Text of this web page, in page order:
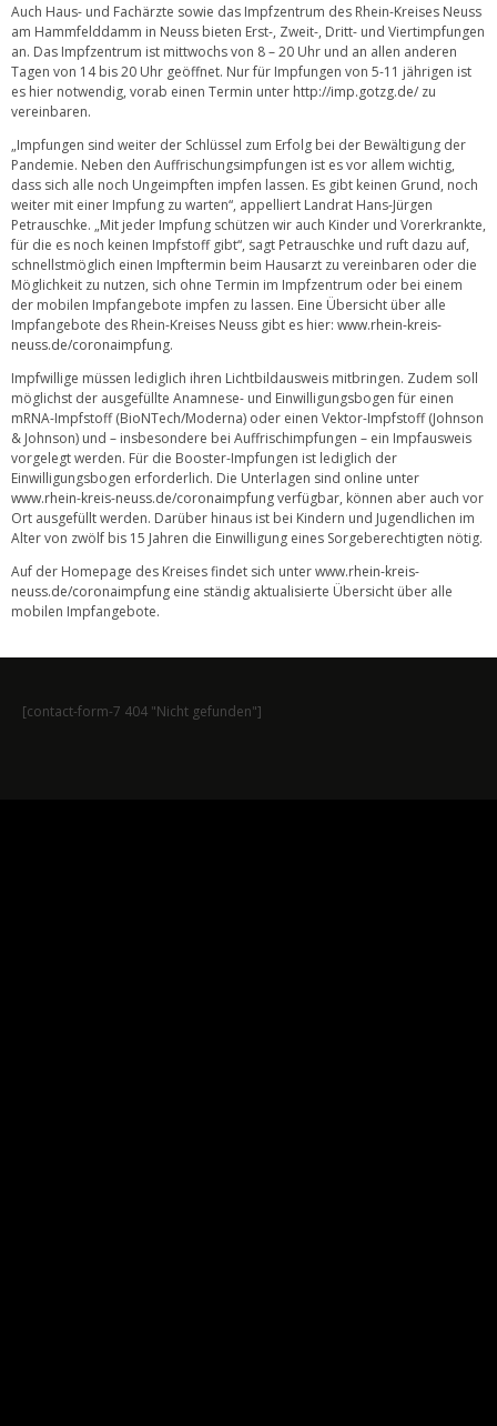
Auch Haus- und Fachärzte sowie das Impfzentrum des Rhein-Kreises Neuss
am Hammfelddamm in Neuss bieten Erst-, Zweit-, Dritt- und Viertimpfungen
an. Das Impfzentrum ist mittwochs von 8 – 20 Uhr und an allen anderen
Tagen von 14 bis 20 Uhr geöffnet. Nur für Impfungen von 5-11 jährigen ist
es hier notwendig, vorab einen Termin unter http://imp.gotzg.de/ zu
vereinbaren.
„Impfungen sind weiter der Schlüssel zum Erfolg bei der Bewältigung der
Pandemie. Neben den Auffrischungsimpfungen ist es vor allem wichtig,
dass sich alle noch Ungeimpften impfen lassen. Es gibt keinen Grund, noch
weiter mit einer Impfung zu warten“, appelliert Landrat Hans-Jürgen
Petrauschke. „Mit jeder Impfung schützen wir auch Kinder und Vorerkrankte,
für die es noch keinen Impfstoff gibt“, sagt Petrauschke und ruft dazu auf,
schnellstmöglich einen Impftermin beim Hausarzt zu vereinbaren oder die
Möglichkeit zu nutzen, sich ohne Termin im Impfzentrum oder bei einem
der mobilen Impfangebote impfen zu lassen. Eine Übersicht über alle
Impfangebote des Rhein-Kreises Neuss gibt es hier: www.rhein-kreis-
neuss.de/coronaimpfung.
Impfwillige müssen lediglich ihren Lichtbildausweis mitbringen. Zudem soll
möglichst der ausgefüllte Anamnese- und Einwilligungsbogen für einen
mRNA-Impfstoff (BioNTech/Moderna) oder einen Vektor-Impfstoff (Johnson
& Johnson) und – insbesondere bei Auffrischimpfungen – ein Impfausweis
vorgelegt werden. Für die Booster-Impfungen ist lediglich der
Einwilligungsbogen erforderlich. Die Unterlagen sind online unter
www.rhein-kreis-neuss.de/coronaimpfungverfügbar, können aber auch vor
Ort ausgefüllt werden. Darüber hinaus ist bei Kindern und Jugendlichen im
Alter von zwölf bis 15 Jahren die Einwilligung eines Sorgeberechtigten nötig.
Auf der Homepage des Kreises findet sich unterwww.rhein-kreis-
neuss.de/coronaimpfung eine ständig aktualisierte Übersicht über alle
mobilen Impfangebote.
[contact-form-7 404 "Nicht gefunden"]